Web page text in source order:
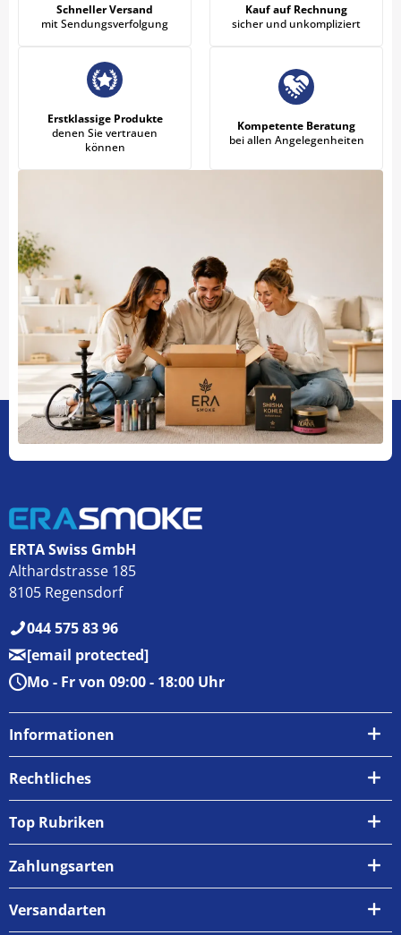
Schneller Versand
mit Sendungsverfolgung
Kauf auf Rechnung
sicher und unkompliziert
Erstklassige Produkte
denen Sie vertrauen
können
Kompetente Beratung
bei allen Angelegenheiten
ERTA Swiss GmbH
Althardstrasse 185
8105 Regensdorf
044 575 83 96
[email protected]
Mo - Fr von 09:00 - 18:00 Uhr
Informationen
Über uns
Zahlungsarten
Versand & Abholung
Newsletter
Rechtliches
AGB
Widerrufsrecht
Top Rubriken
Zahlungsarten
Versandarten